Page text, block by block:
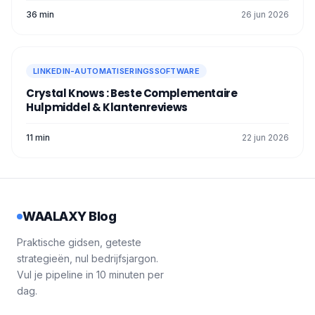
36 min 26 jun 2026
LINKEDIN-AUTOMATISERINGSSOFTWARE
Crystal Knows : Beste Complementaire
Hulpmiddel & Klantenreviews
11 min 22 jun 2026
WAALAXY Blog
Praktische gidsen, geteste
strategieën, nul bedrijfsjargon.
Vul je pipeline in 10 minuten per
dag.